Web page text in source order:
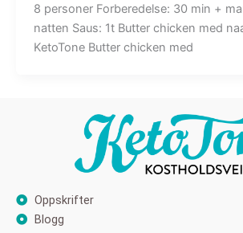
8 personer Forberedelse: 30 min +
natten Saus: 1t Butter chicken med
KetoTone Butter chicken med
Oppskrifter
Blogg